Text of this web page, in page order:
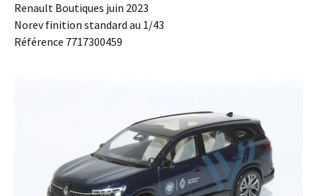
Renault Boutiques juin 2023
Norev finition standard au 1/43
Référence 7717300459